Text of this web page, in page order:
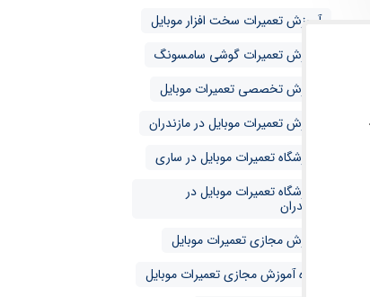
آموزش تعمیرات سخت افزار موبایل
آموزش تعمیرات گوشی سامسونگ
آموزش تخصصی تعمیرات موبایل
آموزش تعمیرات موبایل در مازندران
آموزشگاه تعمیرات موبایل در ساری
آموزشگاه تعمیرات موبایل در
مازندران
آموزش مجازی تعمیرات موبایل
دوره آموزش مجازی تعمیرات موبایل